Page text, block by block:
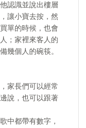
認識並說出樓層
讓小寶去按，然
單的時候，也會
；家裡來客人的
幾個人的碗筷。
家長們可以經常
說，也可以跟著
中都帶有數字，